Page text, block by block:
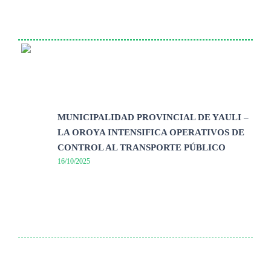
MUNICIPALIDAD PROVINCIAL DE YAULI –
LA OROYA INTENSIFICA OPERATIVOS DE
CONTROL AL TRANSPORTE PÚBLICO
16/10/2025